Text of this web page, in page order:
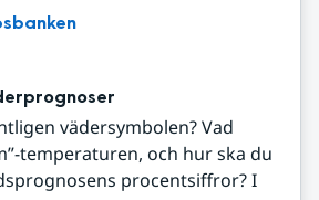
vädersymbolen? Vad
temperaturen, och hur ska du
procentsiffror? I